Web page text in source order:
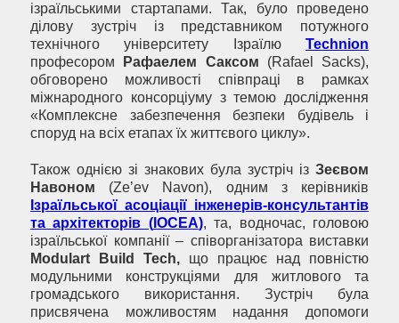
ізраїльськими стартапами. Так, було проведено
ділову зустріч із представником потужного
технічного університету Ізраїлю Technion
професором
Рафаелем Саксом (Rafael Sacks),
обговорено можливості співпраці в рамках
міжнародного консорціуму з темою дослідження
«Комплексне забезпечення безпеки будівель і
споруд на всіх етапах їх життєвого циклу».
Також однією зі знакових була зустріч із Зеєвом
Навоном (Ze’ev Navon), одним з керівників
Ізраїльської асоціації інженерів-консультантів
та архітекторів (IOCEA), та, водночас, головою
ізраїльської компанії – співорганізатора виставки
Modulart
Build Tech, що працює над повністю
модульними конструкціями для житлового та
громадського використання. Зустріч була
присвячена можливостям надання допомоги